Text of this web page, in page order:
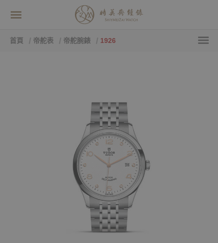
首頁 帝舵表 帝舵腕錶 1926